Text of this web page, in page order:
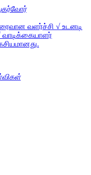
வளர்ச்சி √ உடனடி